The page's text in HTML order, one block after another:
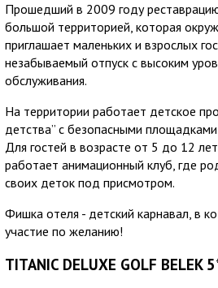
Прошедший в 2009 году
большой территорией, которая
приглашает маленьких и взрослых
незабываемый отпуск с высоким
обслуживания.
На территории работает детское
детства” с безопасными
Для гостей в возрасте от 5 до 12
работает анимационный клуб, где
своих деток под присмотром.
Фишка отеля - детский карнавал, в
участие по желанию!
TITANIC DELUXE GOLF BELEK